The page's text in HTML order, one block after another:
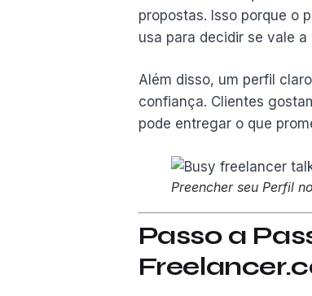
propostas. Isso porque o
usa para decidir se vale
Além disso, um perfil
confiança. Clientes
pode entregar o que
Preencher seu Perfil
Passo a